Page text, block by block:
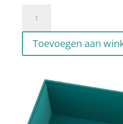
10m3
Grond
aantal
Toevoegen aan